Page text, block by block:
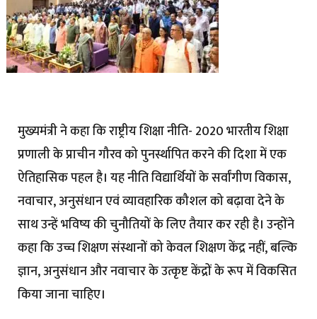
मुख्यमंत्री ने कहा कि राष्ट्रीय शिक्षा नीति- 2020 भारतीय शिक्षा
प्रणाली के प्राचीन गौरव को पुनर्स्थापित करने की दिशा में एक
ऐतिहासिक पहल है। यह नीति विद्यार्थियों के सर्वांगीण विकास,
नवाचार, अनुसंधान एवं व्यावहारिक कौशल को बढ़ावा देने के
साथ उन्हें भविष्य की चुनौतियों के लिए तैयार कर रही है। उन्होंने
कहा कि उच्च शिक्षण संस्थानों को केवल शिक्षण केंद्र नहीं, बल्कि
ज्ञान, अनुसंधान और नवाचार के उत्कृष्ट केंद्रों के रूप में विकसित
किया जाना चाहिए।